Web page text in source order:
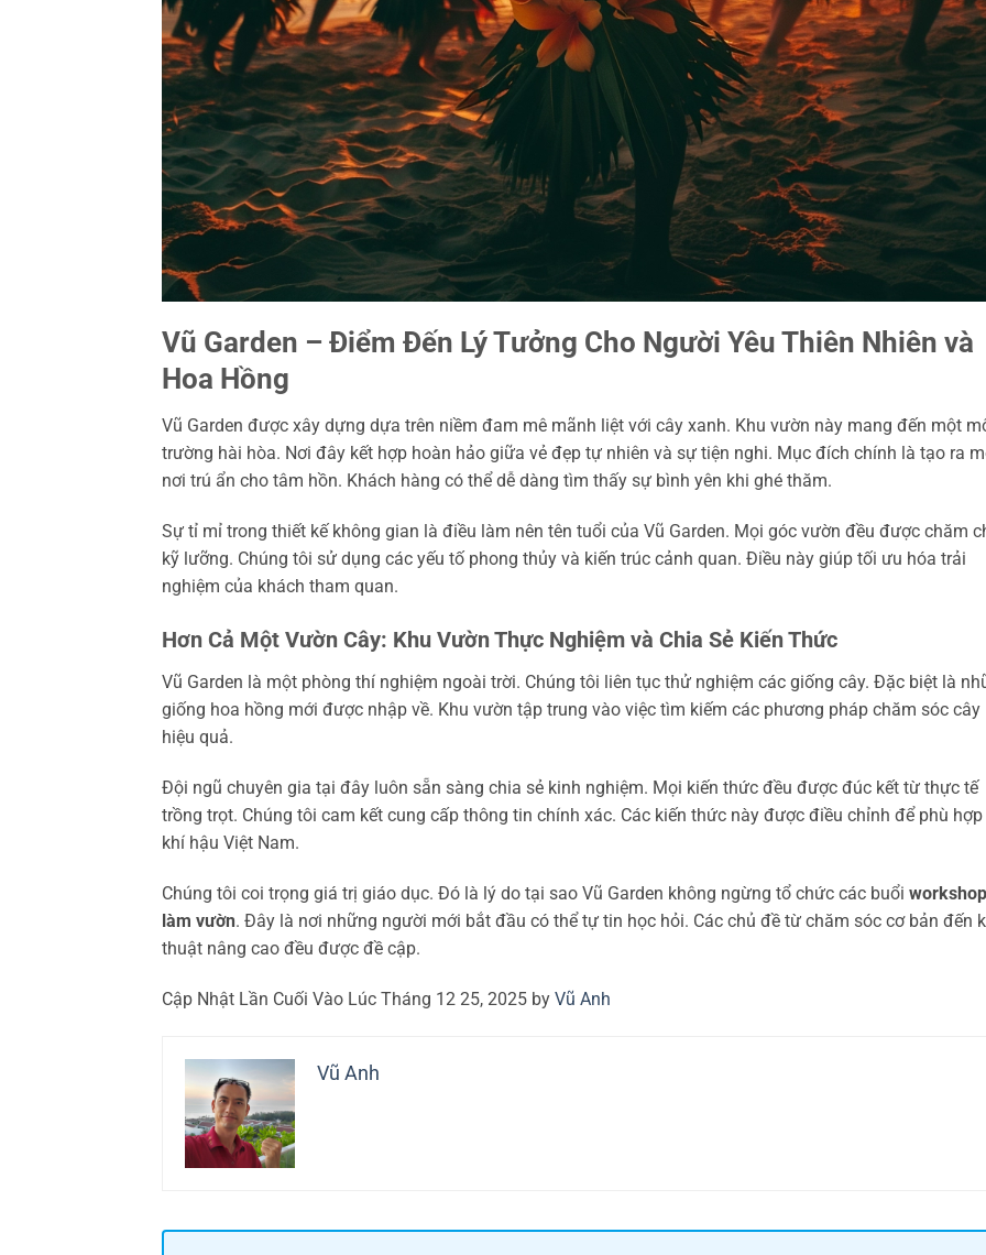
Vũ Garden – Điểm Đến Lý Tưởng Cho Người Yêu Thiên Nhiên và
Hoa Hồng
Vũ Garden được xây dựng dựa trên niềm đam mê mãnh liệt với cây xanh. Khu vườn này mang đến một
trường hài hòa. Nơi đây kết hợp hoàn hảo giữa vẻ đẹp tự nhiên và sự tiện nghi. Mục đích chính là tạo ra
nơi trú ẩn cho tâm hồn. Khách hàng có thể dễ dàng tìm thấy sự bình yên khi ghé thăm.
Sự tỉ mỉ trong thiết kế không gian là điều làm nên tên tuổi của Vũ Garden. Mọi góc vườn đều được chăm
kỹ lưỡng. Chúng tôi sử dụng các yếu tố phong thủy và kiến trúc cảnh quan. Điều này giúp tối ưu hóa trải
nghiệm của khách tham quan.
Hơn Cả Một Vườn Cây: Khu Vườn Thực Nghiệm và Chia Sẻ Kiến Thức
Vũ Garden là một phòng thí nghiệm ngoài trời. Chúng tôi liên tục thử nghiệm các giống cây. Đặc biệt là
giống hoa hồng mới được nhập về. Khu vườn tập trung vào việc tìm kiếm các phương pháp chăm sóc cây
hiệu quả.
Đội ngũ chuyên gia tại đây luôn sẵn sàng chia sẻ kinh nghiệm. Mọi kiến thức đều được đúc kết từ thực tế
trồng trọt. Chúng tôi cam kết cung cấp thông tin chính xác. Các kiến thức này được điều chỉnh để phù
khí hậu Việt Nam.
Chúng tôi coi trọng giá trị giáo dục. Đó là lý do tại sao Vũ Garden không ngừng tổ chức các buổi workshop
làm vườn. Đây là nơi những người mới bắt đầu có thể tự tin học hỏi. Các chủ đề từ chăm sóc cơ bản đến
thuật nâng cao đều được đề cập.
Cập Nhật Lần Cuối Vào Lúc Tháng 12 25, 2025 by Vũ Anh
Vũ Anh